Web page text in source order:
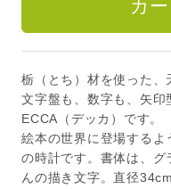
栃（とち）材を使った、
文字盤も、数字も、矢
ECCA（デッカ）です。
絵本の世界に登場する
の時計です。書体は、グ
んの描き文字。直径